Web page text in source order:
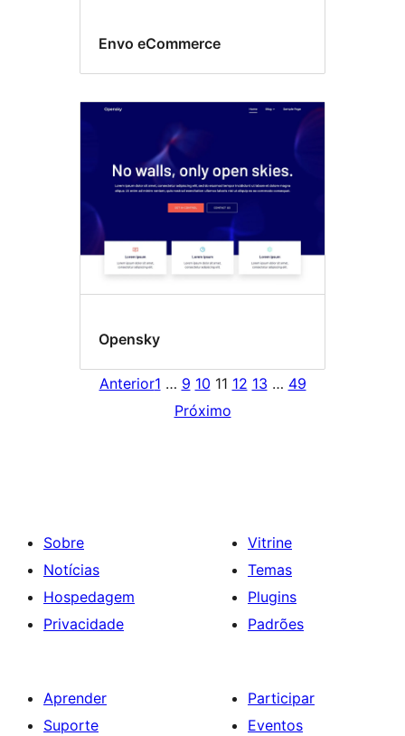
Envo eCommerce
Opensky
Anterior1 … 9 10 11 12 13 … 49
Próximo
Sobre
Notícias
Hospedagem
Privacidade
Vitrine
Temas
Plugins
Padrões
Aprender
Suporte
Participar
Eventos